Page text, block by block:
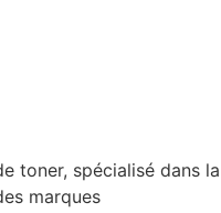
toner, spécialisé dans la
marques